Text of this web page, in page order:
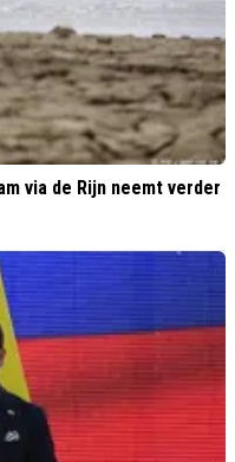
via de Rijn neemt verder